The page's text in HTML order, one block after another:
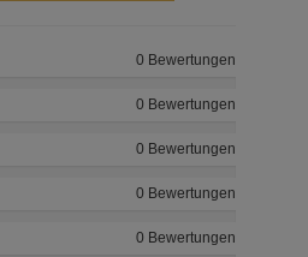
0 Bewertungen
0 Bewertungen
0 Bewertungen
0 Bewertungen
0 Bewertungen